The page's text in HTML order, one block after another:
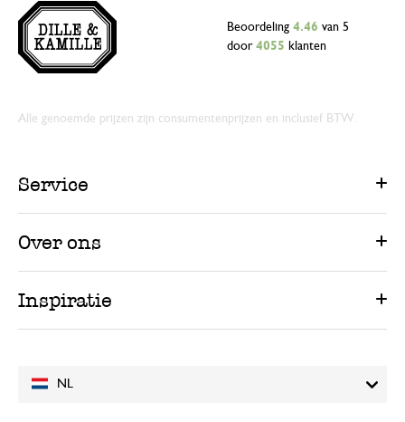
NL
Beoordeling 4.46 van 5
door 4055 klanten
Alle genoemde prijzen zijn consumentenprijzen en inclusief BTW.
Service
Over ons
Inspiratie